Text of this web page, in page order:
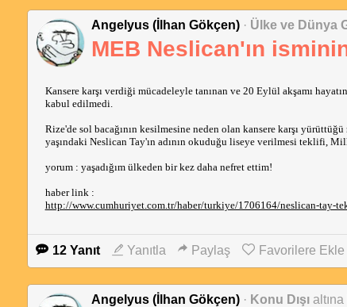
Angelyus (İlhan Gökçen) · Ülke ve Dünya
MEB Neslican'ın
Kansere karşı verdiği mücadeleyle tanınan ve 20 Eylül akşamı
kabul edilmedi.
Rize'de sol bacağının kesilmesine neden olan kansere karşı
yaşındaki Neslican Tay'ın adının okuduğu liseye verilmesi teklifi,
yorum : yaşadığım ülkeden bir kez daha nefret ettim!
haber link :
http://www.cumhuriyet.com.tr/haber/turkiye/1706164/neslican-tay-
12 Yanıt Yanıtla Paylaş Favorilere Ekle
Angelyus (İlhan Gökçen) · Konu Dışı altına